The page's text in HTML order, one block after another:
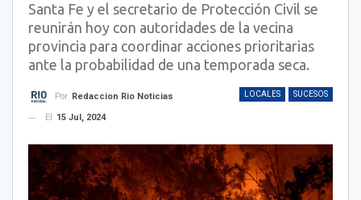
Santa Fe y el secretario de Protección Civil se
reunirán hoy con autoridades de la vecina
provincia para coordinar acciones prioritarias
ante la probabilidad de una temporada seca.
LOCALES SUCESOS
Por Redaccion Rio Noticias
El
15 Jul, 2024